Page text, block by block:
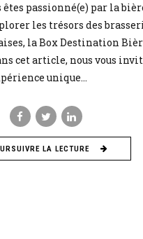
êtes passionné(e) par la
les trésors des
la Box Destination
cet article, nous vous
unique...
LA LECTURE